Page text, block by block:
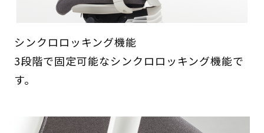
シンクロロッキング機能
3段階で固定可能なシンクロロッキング機能で
す。